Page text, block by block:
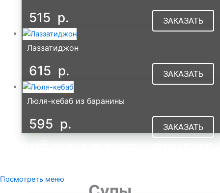
515 р. ЗАКАЗАТЬ
Лаззатиджон
615 р. ЗАКАЗАТЬ
Люля-кебаб из баранины
595 р. ЗАКАЗАТЬ
Посмотреть меню